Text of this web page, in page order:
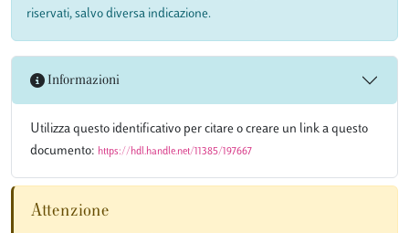
riservati, salvo diversa indicazione.
Informazioni
Utilizza questo identificativo per citare o creare un link a questo
documento: https://hdl.handle.net/11385/197667
Attenzione